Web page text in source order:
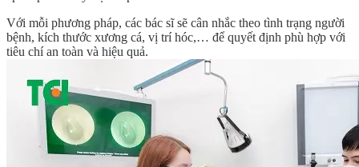
Với mỗi phương pháp, các bác sĩ sẽ cân nhắc theo tình trạng người
bệnh, kích thước xương cá, vị trí hóc,… để quyết định phù hợp với
tiêu chí an toàn và hiệu quả.